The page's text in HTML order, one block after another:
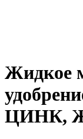
Жидкое
ЦИНК,